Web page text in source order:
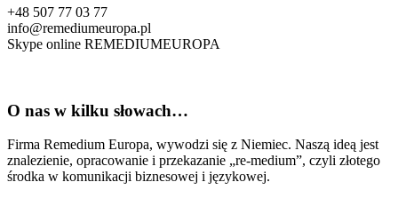
+48 507 77 03 77
info@remediumeuropa.pl
Skype online REMEDIUMEUROPA
O nas w kilku słowach…
Firma Remedium Europa, wywodzi się z Niemiec. Naszą ideą jest
znalezienie, opracowanie i przekazanie „re-medium”, czyli złotego
środka w komunikacji biznesowej i językowej.